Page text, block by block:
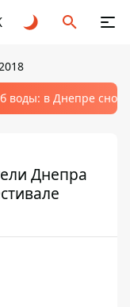
воды: в Днепре
Днепра